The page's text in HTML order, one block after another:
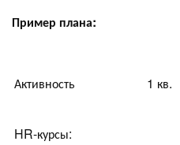
Пример плана:
Активность 1 кв.
HR-курсы: